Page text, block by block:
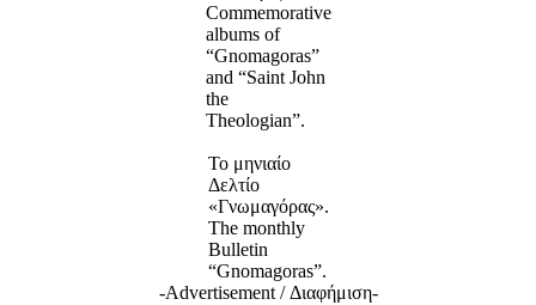
Commemorative
albums of
“Gnomagoras”
and “Saint John
the
Theologian”.
Το μηνιαίο
Δελτίο
«Γνωμαγόρας».
The monthly
Bulletin
“Gnomagoras”.
-Advertisement / Διαφήμιση-